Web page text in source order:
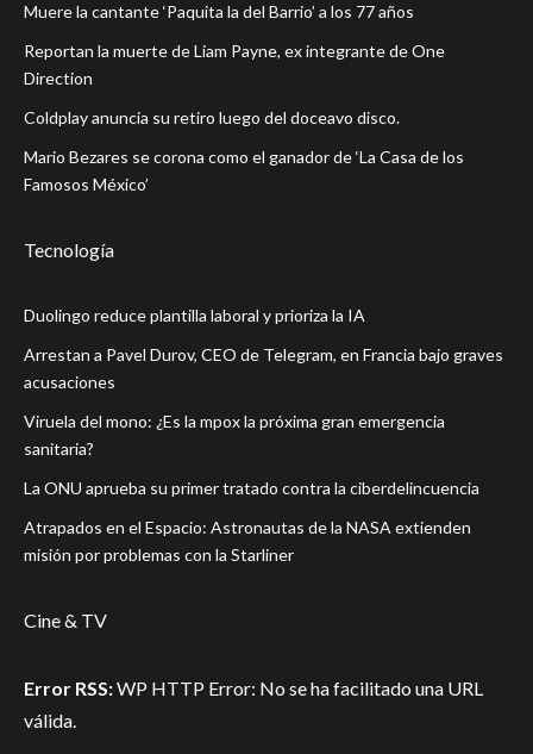
Muere la cantante ‘Paquita la del Barrio’ a los 77 años
Reportan la muerte de Liam Payne, ex integrante de One
Direction
Coldplay anuncia su retiro luego del doceavo disco.
Mario Bezares se corona como el ganador de ‘La Casa de los
Famosos México’
Tecnología
Duolingo reduce plantilla laboral y prioriza la IA
Arrestan a Pavel Durov, CEO de Telegram, en Francia bajo graves
acusaciones
Viruela del mono: ¿Es la mpox la próxima gran emergencia
sanitaria?
La ONU aprueba su primer tratado contra la ciberdelincuencia
Atrapados en el Espacio: Astronautas de la NASA extienden
misión por problemas con la Starliner
Cine & TV
Error RSS:WP HTTP Error: No se ha facilitado una URL
válida.